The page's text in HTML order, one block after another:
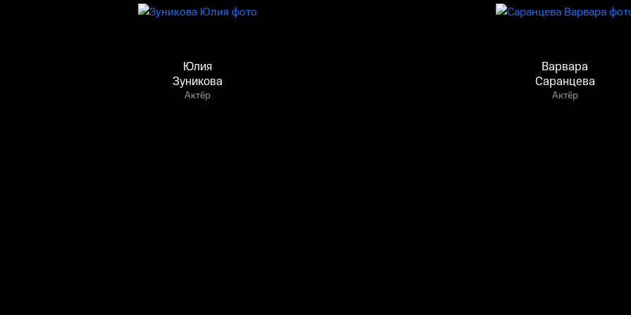
Юлия
Зуникова
Актёр
Варвара
Саранцева
Актёр